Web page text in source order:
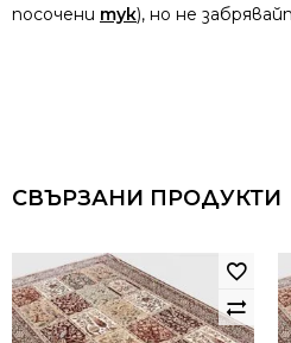
посочени тук), но не
СВЪРЗАНИ ПРОДУКТИ